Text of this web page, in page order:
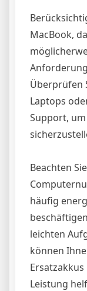
MacBook,
Überprüfen
Laptops
Support,
Beachten
häufig
leichten
können
Leistung